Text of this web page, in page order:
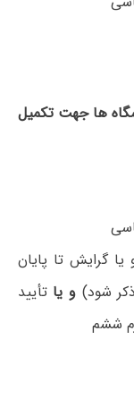
ها جهت تکمیل
گرایش تا پایان
شود)و یا تأیید